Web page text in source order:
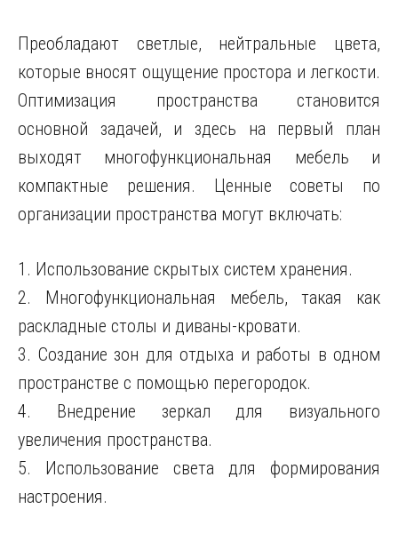
Преобладают светлые, нейтральные цвета,
которые вносят ощущение простора и легкости.
Оптимизация пространства становится
основной задачей, и здесь на первый план
выходят многофункциональная мебель и
компактные решения. Ценные советы по
организации пространства могут включать:
1. Использование скрытых систем хранения.
2. Многофункциональная мебель, такая как
раскладные столы и диваны-кровати.
3. Создание зон для отдыха и работы в одном
пространстве с помощью перегородок.
4. Внедрение зеркал для визуального
увеличения пространства.
5. Использование света для формирования
настроения.